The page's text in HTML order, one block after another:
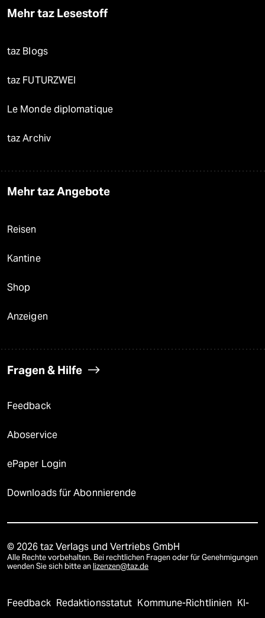
Mehr taz Lesestoff
taz Blogs
taz FUTURZWEI
Le Monde diplomatique
taz Archiv
Mehr taz Angebote
Reisen
Kantine
Shop
Anzeigen
Fragen & Hilfe
Feedback
Aboservice
ePaper Login
Downloads für Abonnierende
© 2026 taz Verlags und Vertriebs GmbH
Alle Rechte vorbehalten. Bei rechtlichen Fragen oder für Genehmigungen
wenden Sie sich bitte an lizenzen@taz.de
Feedback Redaktionsstatut Kommune-Richtlinien KI-